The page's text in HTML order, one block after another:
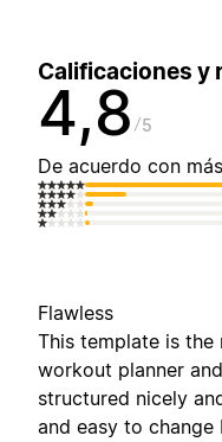
Calificaciones y
4,8 5
De acuerdo con
Flawless
This template is
workout planner
structured nicely
and easy to